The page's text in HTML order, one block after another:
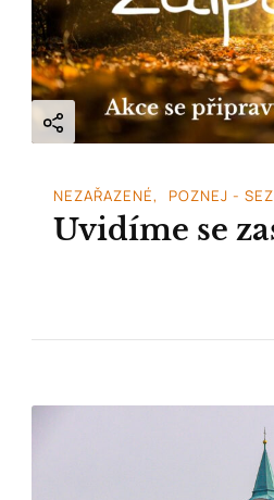
NEZAŘAZENÉ POZNEJ -
Uvidíme se